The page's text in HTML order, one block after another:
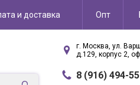
и доставка Опт
г. Москва, ул.
д.129, корпус 2,
8 (916) 494-